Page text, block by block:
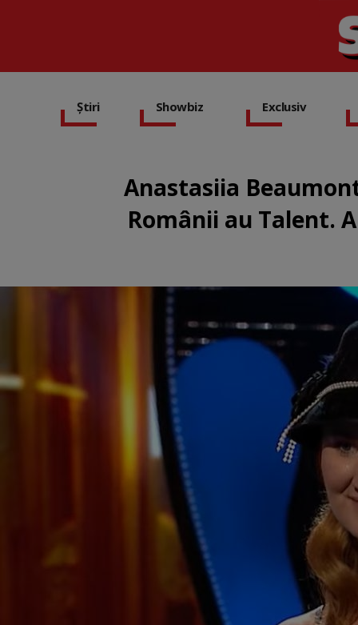
Știri Showbiz Exclusiv
Anastasiia
Românii au Talent.